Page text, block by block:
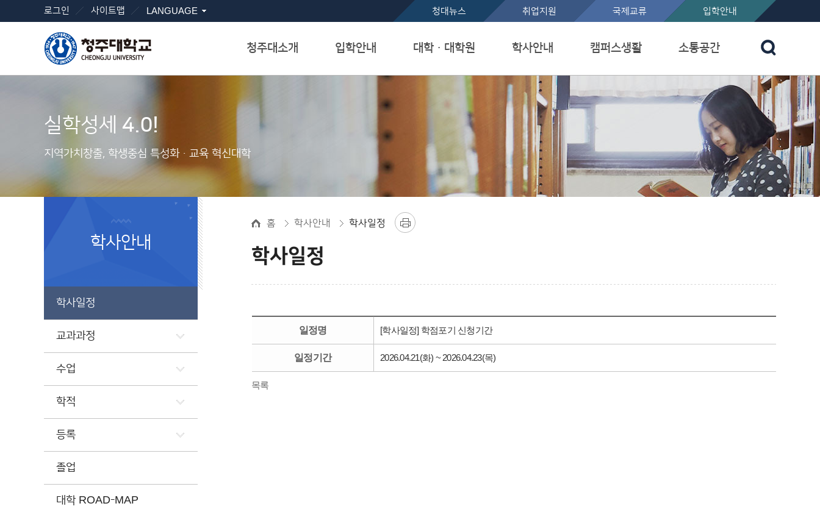
본문 바로가기
로그인 사이트맵 LANGUAGE 청대뉴스 취업지원 국제교류 입학안내
청주대소개 입학안내 대학ㆍ대학원 학사안내 캠퍼스생활 소통공간
실학성세 4.0!
지역가치창출, 학생중심 특성화ㆍ교육 혁신대학
학사안내
학사일정
교과과정
수업
학적
등록
졸업
대학 ROAD-MAP
홈 학사안내 학사일정
학사일정
일정명 [학사일정] 학점포기 신청기간
일정기간 2026.04.21(화) ~ 2026.04.23(목)
목록